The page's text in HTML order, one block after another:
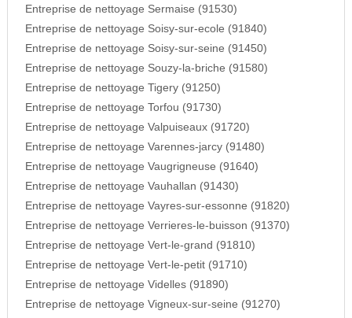
Entreprise de nettoyage Sermaise (91530)
Entreprise de nettoyage Soisy-sur-ecole (91840)
Entreprise de nettoyage Soisy-sur-seine (91450)
Entreprise de nettoyage Souzy-la-briche (91580)
Entreprise de nettoyage Tigery (91250)
Entreprise de nettoyage Torfou (91730)
Entreprise de nettoyage Valpuiseaux (91720)
Entreprise de nettoyage Varennes-jarcy (91480)
Entreprise de nettoyage Vaugrigneuse (91640)
Entreprise de nettoyage Vauhallan (91430)
Entreprise de nettoyage Vayres-sur-essonne (91820)
Entreprise de nettoyage Verrieres-le-buisson (91370)
Entreprise de nettoyage Vert-le-grand (91810)
Entreprise de nettoyage Vert-le-petit (91710)
Entreprise de nettoyage Videlles (91890)
Entreprise de nettoyage Vigneux-sur-seine (91270)